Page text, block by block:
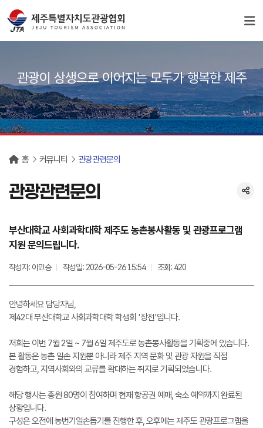
관광이 상생으로 이어지는 모두가 행복한 제주
홈 커뮤니티 관광관련문의
관광관련문의
부산대학교 사회과학대학 제주도 농촌봉사활동 및 관광프로그램
지원 문의드립니다.
작성자: 이민승 작성일: 2026-05-26 15:54 조회: 420
안녕하세요 담당자님,
제42대 부산대학교 사회과학대학 학생회 '장전'입니다.
저희는 이번 7월 2일 ~ 7월 6일 제주도로 농촌봉사활동을 기획중에 있습니다.
본 활동은 농촌 일손 지원뿐 아니라 제주 지역 문화 및 관광 자원을 직접
경험하고, 지역사회와의 교류를 확대하는 취지로 기획되었습니다.
해당 행사는 총원 80명이 참여하며 현재 항공권 예매, 숙소 예약까지 완료된
상황입니다.
구성은 오전에 농번기일손돕기를 진행한 후, 오후에는 제주도 관광프로그램을